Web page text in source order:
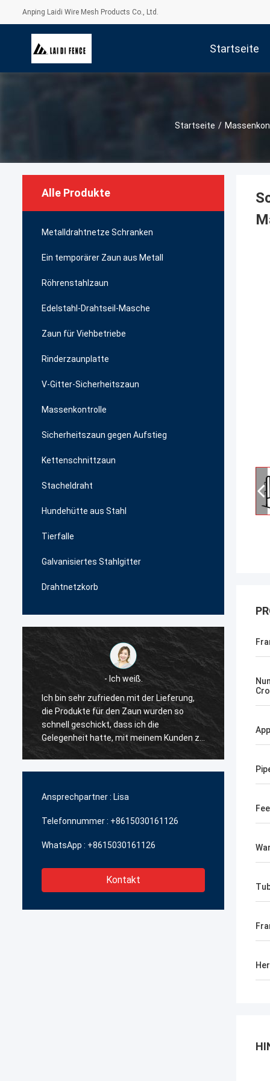
Anping Laidi Wire Mesh Products Co., Ltd.
Startseite
Startseite /
Alle Produkte
Metalldrahtnetze Schranken
Ein temporärer Zaun aus Metall
Röhrenstahlzaun
Edelstahl-Drahtseil-Masche
Zaun für Viehbetriebe
Rinderzaunplatte
V-Gitter-Sicherheitszaun
Massenkontrolle
Sicherheitszaun gegen Aufstieg
Kettenschnittzaun
Stacheldraht
Hundehütte aus Stahl
Tierfalle
Galvanisiertes Stahlgitter
Drahtnetzkorb
- Ich weiß.
Ich bin sehr zufrieden mit der Lieferung,
die Produkte für den Zaun wurden so
schnell geschickt, dass ich die
Gelegenheit hatte, mit meinem Kunden zu
arbeiten.Also entschied ich, dass sie mein
mir
also
der
Ansprechpartner : Lisa
Telefonnummer : +8615030161126
WhatsApp : +8615030161126
Kontakt